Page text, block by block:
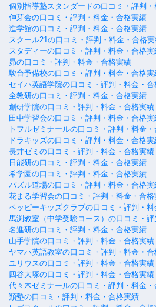
個別指導塾スタンダードの口コミ・評判
伸芽会の口コミ・評判・料金・合格実績
進学館の口コミ・評判・料金・合格実績
スクール21の口コミ・評判・料金・合格
スタディーの口コミ・評判・料金・合格実
昴の口コミ・評判・料金・合格実績
駿台予備校の口コミ・評判・料金・合格実
セイハ英語学院の口コミ・評判・料金・
全教研の口コミ・評判・料金・合格実績
創研学院の口コミ・評判・料金・合格実績
田中学習会の口コミ・評判・料金・合格実
トフルゼミナールの口コミ・評判・料金
ドラキッズの口コミ・評判・料金・合格実
長井ゼミの口コミ・評判・料金・合格実績
日能研の口コミ・評判・料金・合格実績
希学園の口コミ・評判・料金・合格実績
パズル道場の口コミ・評判・料金・合格実
花まる学習会の口コミ・評判・料金・合格
ペッピーキッズクラブの口コミ・評判・
馬渕教室（中学受験コース）の口コミ・
名進研の口コミ・評判・料金・合格実績
山手学院の口コミ・評判・料金・合格実績
ヤマハ英語教室の口コミ・評判・料金・
ユリウスの口コミ・評判・料金・合格実績
四谷大塚の口コミ・評判・料金・合格実績
代々木ゼミナールの口コミ・評判・料金
類塾の口コミ・評判・料金・合格実績